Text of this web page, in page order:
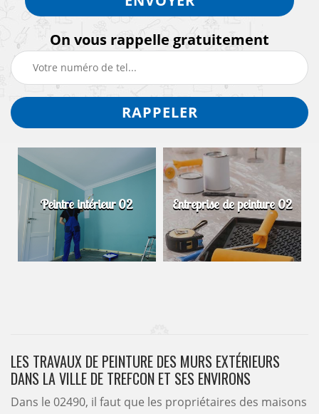
On vous rappelle gratuitement
Peintre intérieur 02 Entreprise de peinture 02
LES TRAVAUX DE PEINTURE DES MURS EXTÉRIEURS
DANS LA VILLE DE TREFCON ET SES ENVIRONS
Dans le 02490, il faut que les propriétaires des maisons